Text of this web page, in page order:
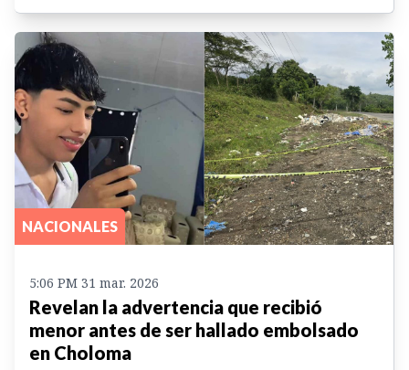
NACIONALES
5:06 PM 31 mar. 2026
Revelan la advertencia que recibió
menor antes de ser hallado embolsado
en Choloma